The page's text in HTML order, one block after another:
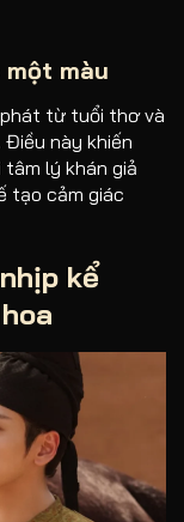
màu
từ tuổi thơ và
này khiến
lý khán giả
tạo cảm giác
kể